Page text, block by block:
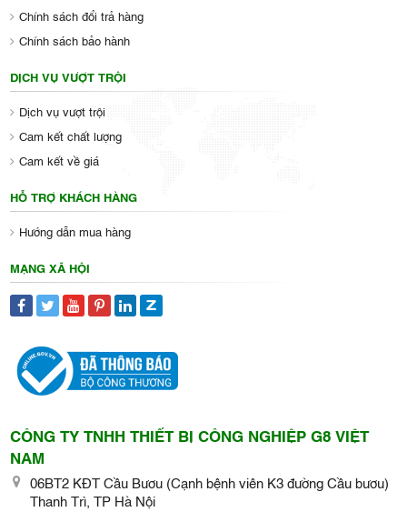
Chính sách đổi trả hàng
Chính sách bảo hành
DỊCH VỤ VƯỢT TRỘI
Dịch vụ vượt trội
Cam kết chất lượng
Cam kết về giá
HỖ TRỢ KHÁCH HÀNG
Hướng dẫn mua hàng
MẠNG XÃ HỘI
CÔNG TY TNHH THIẾT BỊ CÔNG NGHIỆP G8 VIỆT
NAM
06BT2 KĐT Cầu Bươu (Cạnh bệnh viên K3 đường Cầu bươu)
Thanh Trì, TP Hà Nội